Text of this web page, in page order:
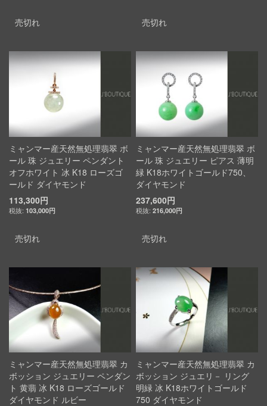
売切れ 売切れ
ミャンマー産天然無処理翡翠 ボ
ール 珠 ジュエリー ペンダント
オフホワイト 冰 K18 ローズゴ
ールド ダイヤモンド
113,300円
103,000円
売切れ
ミャンマー産天然無処理翡翠 ボ
ール 珠 ジュエリー ピアス 薄明
緑 K18ホワイトゴールド750、
ダイヤモンド
237,600円
216,000円
売切れ
ミャンマー産天然無処理翡翠 カ
ボッション ジュエリー ペンダン
ト 黄翡 冰 K18 ローズゴールド
ダイヤモンド ルビー
ミャンマー産天然無処理翡翠 カ
ボッション ジュエリ－ リング
明緑 冰 K18ホワイトゴールド
750 ダイヤモンド